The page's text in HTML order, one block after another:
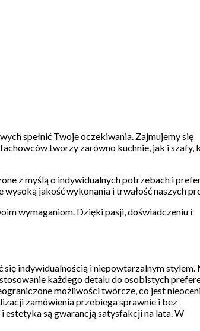
spełnić Twoje oczekiwania. Zajmujemy się
tworzy zarówno kuchnie, jak i szafy,
z myślą o indywidualnych potrzebach i
jakość wykonania i trwałość naszych
wymaganiom. Dzięki pasji, doświadczeniu i
indywidualnością i niepowtarzalnym stylem.
każdego detalu do osobistych
możliwości twórcze, co jest
zamówienia przebiega sprawnie i bez
estetyka są gwarancją satysfakcji na lata. W